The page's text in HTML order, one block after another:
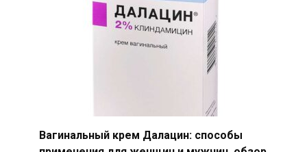
Вагинальный крем Далацин: способы